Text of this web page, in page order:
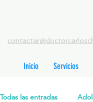
Inicio Servicios
Todas las entradas